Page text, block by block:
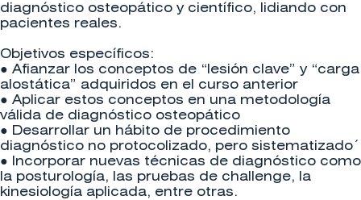
diagnóstico osteopático y científico, lidiando con
pacientes reales.
Objetivos específicos:
● Afianzar los conceptos de “lesión clave” y “carga
alostática” adquiridos en el curso anterior
● Aplicar estos conceptos en una metodología
válida de diagnóstico osteopático
● Desarrollar un hábito de procedimiento
diagnóstico no protocolizado, pero sistematizado´
● Incorporar nuevas técnicas de diagnóstico como
la posturología, las pruebas de challenge, la
kinesiología aplicada, entre otras.